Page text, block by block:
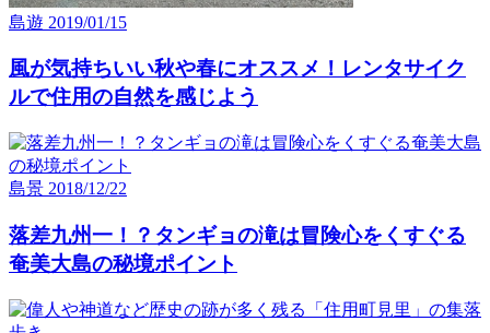
島遊 2019/01/15
風が気持ちいい秋や春にオススメ！レンタサイク
ルで住用の自然を感じよう
島景 2018/12/22
落差九州一！？タンギョの滝は冒険心をくすぐる
奄美大島の秘境ポイント